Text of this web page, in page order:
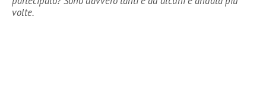
volte.